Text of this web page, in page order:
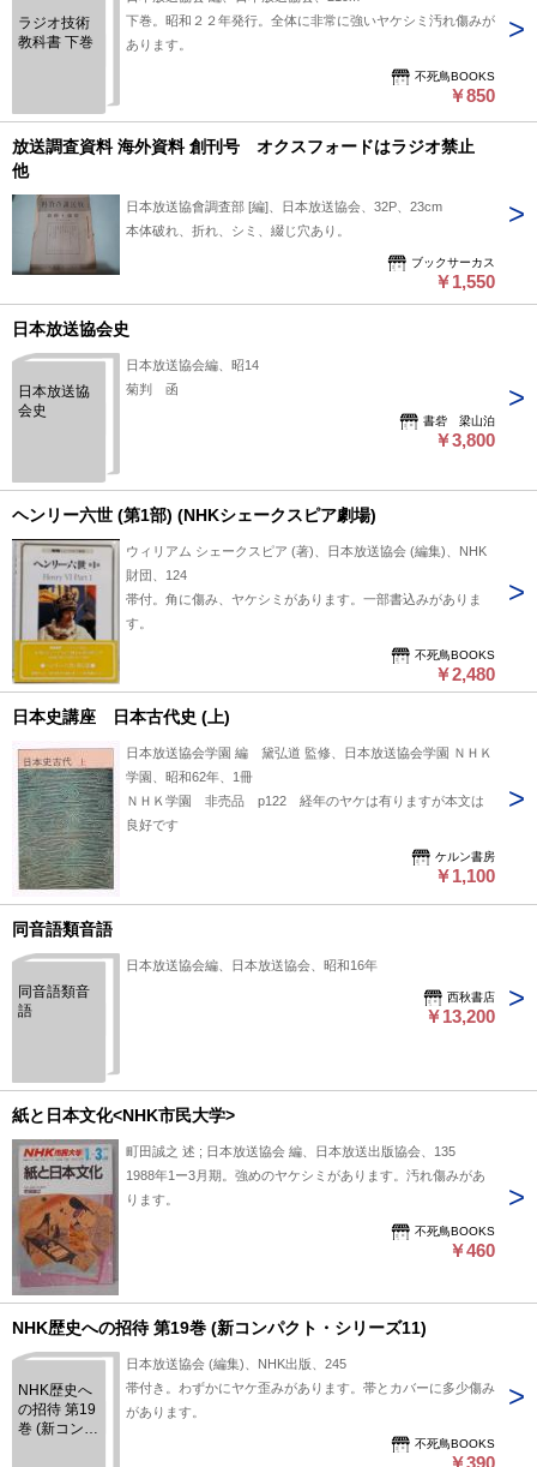
ラジオ技術
教科書 下巻
下巻。昭和２２年発行。全体に非常に強いヤケシミ汚れ傷みが
あります。
不死鳥BOOKS
￥850
放送調査資料 海外資料 創刊号 オクスフォードはラジオ禁止
他
日本放送協會調査部 [編]、日本放送協会、32P、23cm
本体破れ、折れ、シミ、綴じ穴あり。
ブックサーカス
￥1,550
日本放送協会史
日本放送協
会史
日本放送協会編、昭14
菊判 函
書砦 梁山泊
￥3,800
ヘンリー六世 (第1部) (NHKシェークスピア劇場)
ウィリアム シェークスピア (著)、日本放送協会 (編集)、NHK
財団、124
帯付。角に傷み、ヤケシミがあります。一部書込みがありま
す。
不死鳥BOOKS
￥2,480
日本史講座 日本古代史 (上)
日本放送協会学園 編 黛弘道 監修、日本放送協会学園 ＮＨＫ
学園、昭和62年、1冊
ＮＨＫ学園 非売品 p122 経年のヤケは有りますが本文は
良好です
ケルン書房
￥1,100
同音語類音語
同音語類音
語
日本放送協会編、日本放送協会、昭和16年
西秋書店
￥13,200
紙と日本文化<NHK市民大学>
町田誠之 述 ; 日本放送協会 編、日本放送出版協会、135
1988年1ー3月期。強めのヤケシミがあります。汚れ傷みがあ
ります。
不死鳥BOOKS
￥460
NHK歴史への招待 第19巻 (新コンパクト・シリーズ11)
NHK歴史へ
の招待 第19
巻 (新コンパ
日本放送協会 (編集)、NHK出版、245
帯付き。わずかにヤケ歪みがあります。帯とカバーに多少傷み
があります。
不死鳥BOOKS